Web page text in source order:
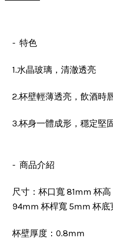
- 特色
1.水晶玻璃，清澈透亮
2.杯壁輕薄透亮，飲酒時
3.杯身一體成形，穩定堅
- 商品介紹
尺寸：杯口寬 81mm 杯
94mm 杯桿寬 5mm 杯底
杯壁厚度：0.8mm